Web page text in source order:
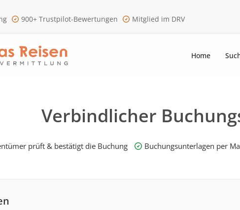
900+ Trustpilot-Bewertungen Mitglied im DRV
Home
Verbindlicher
prüft & bestätigt die Buchung Buchungsunterlagen per